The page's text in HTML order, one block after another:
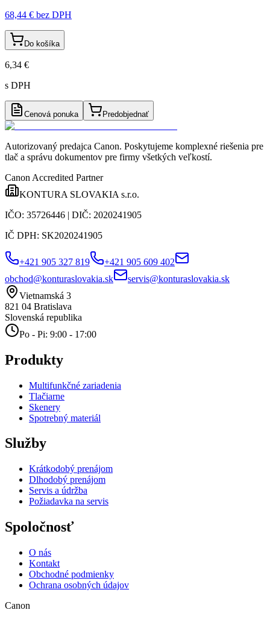
68,44 € bez DPH
Do košíka
6,34 €
s DPH
Cenová ponuka Predobjednať
Autorizovaný predajca Canon. Poskytujeme komplexné riešenia pre
tlač a správu dokumentov pre firmy všetkých veľkostí.
Canon Accredited Partner
KONTURA SLOVAKIA s.r.o.
IČO: 35726446 | DIČ: 2020241905
IČ DPH: SK2020241905
+421 905 327 819
+421 905 609 402
obchod@konturaslovakia.sk
servis@konturaslovakia.sk
Vietnamská 3
821 04 Bratislava
Slovenská republika
Po - Pi: 9:00 - 17:00
Produkty
Multifunkčné zariadenia
Tlačiarne
Skenery
Spotrebný materiál
Služby
Krátkodobý prenájom
Dlhodobý prenájom
Servis a údržba
Požiadavka na servis
Spoločnosť
O nás
Kontakt
Obchodné podmienky
Ochrana osobných údajov
Canon